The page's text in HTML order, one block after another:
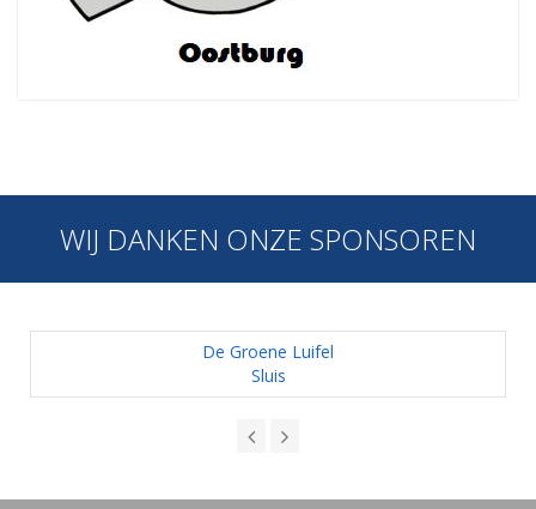
WIJ DANKEN ONZE SPONSOREN
De Groene Luifel
Sluis